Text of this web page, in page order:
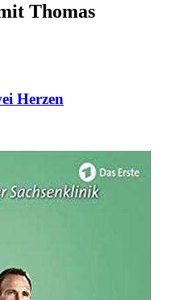
Thomas
Herzen